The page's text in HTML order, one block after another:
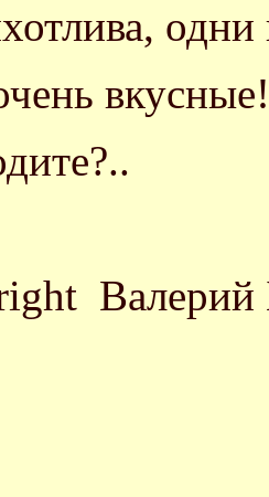
одни
вкусные!
Валерий